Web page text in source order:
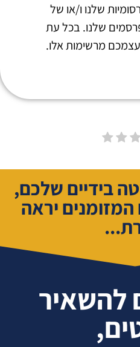
שלנו ו/או של
שלנו. בכל עת
מרשימות אלו.
בידיים שלכם,
המזומנים יראה
להשאיר